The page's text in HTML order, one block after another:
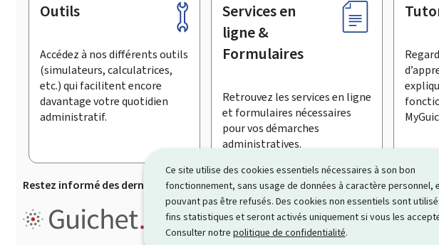
Ce site utilise des cookies essentiels nécessaires à son bon
fonctionnement, sans usage de données à caractère personnel,
pouvant pas être refusés. Des cookies non essentiels sont
fins statistiques et seront activés uniquement si vous les
Consulter notre politique de confidentialité.
Pied
page
Outils
Accédez à nos différents outils
(simulateurs, calculatrices,
etc.) qui facilitent encore
davantage votre quotidien
administratif.
Services en
ligne &
Formulaires
Retrouvez les services en ligne
et formulaires nécessaires
pour vos démarches
administratives.
Restez informé des dernières actualités de Guichet.lu S’inscrire à la newsletter
Guichet.lu est le portail informationnel qui simplifie
démarches ainsi que services proposés par les